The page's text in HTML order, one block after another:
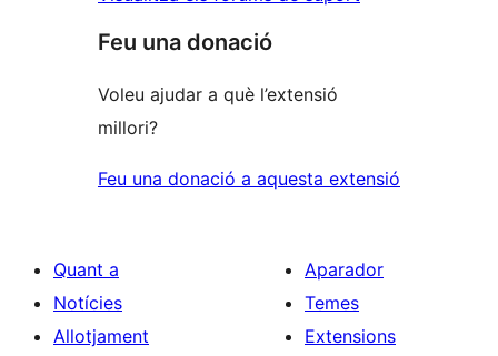
Feu una donació
Voleu ajudar a què l’extensió
millori?
Feu una donació a aquesta extensió
Quant a
Notícies
Allotjament
Aparador
Temes
Extensions